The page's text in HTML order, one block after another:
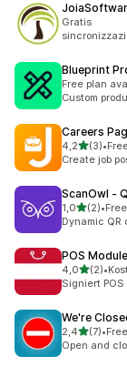
Gratis
Blueprint
Free plan
Custom
Careers
4,2/ 5 tähteä
(3)
3 arvostelua
•
Create job
ScanOwl ‑
1,0/ 5 tähteä
(2)
2 arvostelua
•Free
Dynamic
POS
4,0/ 5 tähteä
(2)
2 arvostelua
•
Signiert
We're
2,4/ 5 tähteä
(7)
7 arvostelua
•
Open and